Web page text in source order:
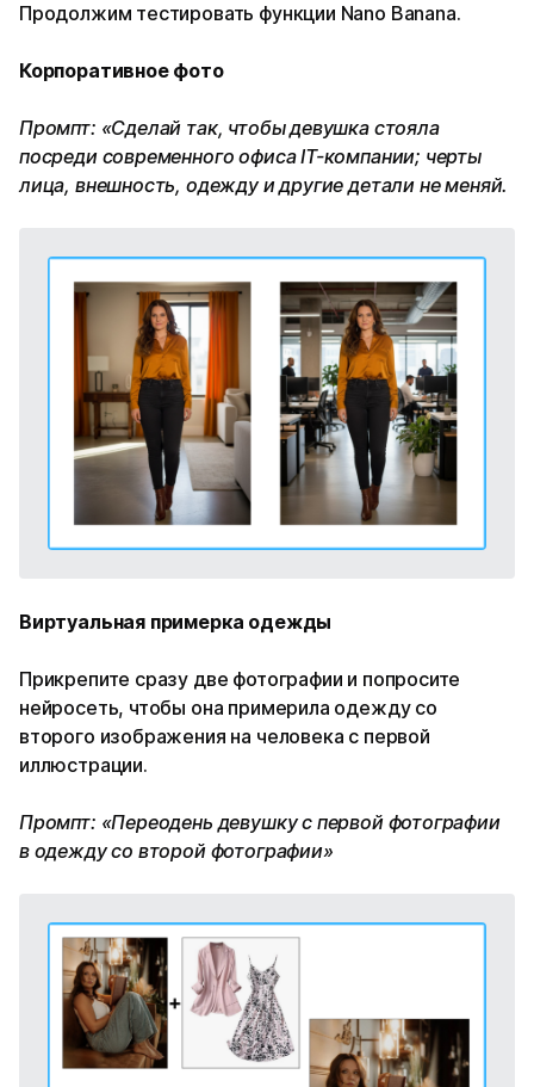
Продолжим тестировать функции Nano Banana.
Корпоративное фото
Промпт: «Сделай так, чтобы девушка стояла
посреди современного офиса IT-компании; черты
лица, внешность, одежду и другие детали не меняй.
Виртуальная примерка одежды
Прикрепите сразу две фотографии и попросите
нейросеть, чтобы она примерила одежду со
второго изображения на человека с первой
иллюстрации.
Промпт: «Переодень девушку с первой фотографии
в одежду со второй фотографии»